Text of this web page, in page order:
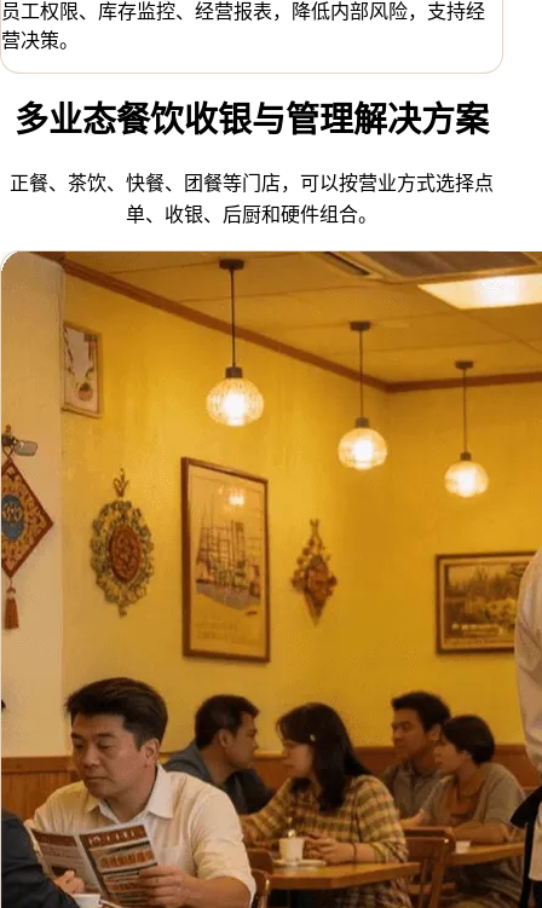
员工权限、库存监控、经营报表，降低内部风险，支持经
营决策。
多业态餐饮收银与管理解决方案
正餐、茶饮、快餐、团餐等门店，可以按营业方式选择点
单、收银、后厨和硬件组合。